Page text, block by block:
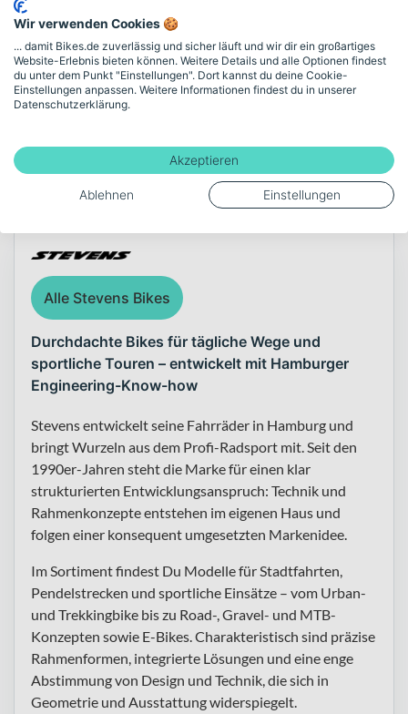
Über die Marke Stevens
Alle Stevens Bikes
Durchdachte Bikes für tägliche Wege und
sportliche Touren – entwickelt mit Hamburger
Engineering-Know-how
Stevens entwickelt seine Fahrräder in Hamburg und
bringt Wurzeln aus dem Profi-Radsport mit. Seit den
1990er-Jahren steht die Marke für einen klar
strukturierten Entwicklungsanspruch: Technik und
Rahmenkonzepte entstehen im eigenen Haus und
folgen einer konsequent umgesetzten Markenidee.
Im Sortiment findest Du Modelle für Stadtfahrten,
Pendelstrecken und sportliche Einsätze – vom Urban-
und Trekkingbike bis zu Road-, Gravel- und MTB-
Konzepten sowie E-Bikes. Charakteristisch sind präzise
Rahmenformen, integrierte Lösungen und eine enge
Abstimmung von Design und Technik, die sich in
Geometrie und Ausstattung widerspiegelt.
Wir verwenden Cookies 🍪
... damit Bikes.de zuverlässig und sicher läuft und wir dir ein großartiges
Website-Erlebnis bieten können. Weitere Details und alle Optionen findest
du unter dem Punkt "Einstellungen". Dort kannst du deine Cookie-
Einstellungen anpassen. Weitere Informationen findest du in unserer
Datenschutzerklärung.
Akzeptieren
Ablehnen Einstellungen